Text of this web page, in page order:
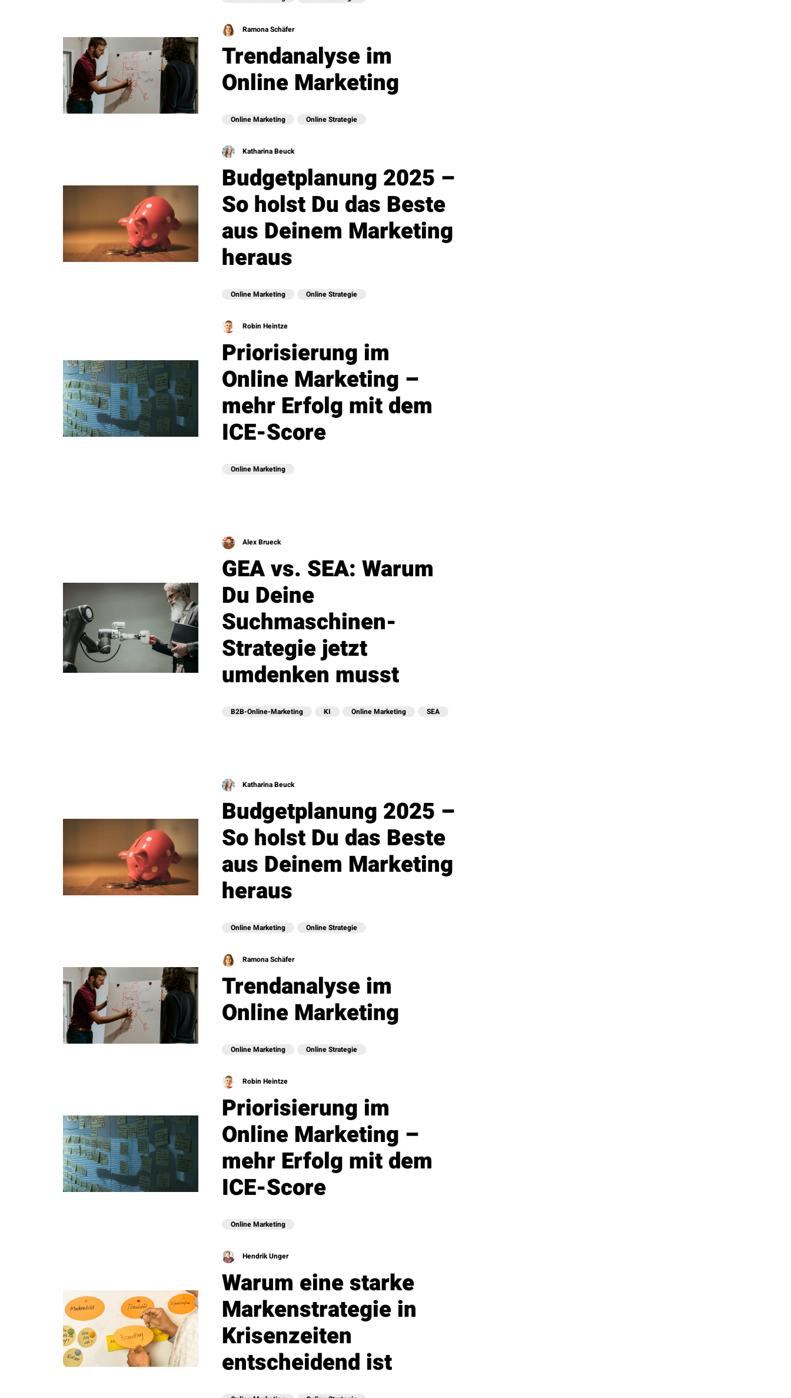
Ramona Schäfer
Trendanalyse im
Online Marketing
Online Marketing Online Strategie
Katharina Beuck
Budgetplanung 2025 –
So holst Du das Beste
aus Deinem Marketing
heraus
Online Marketing Online Strategie
Robin Heintze
Priorisierung im
Online Marketing –
mehr Erfolg mit dem
ICE-Score
Online Marketing
Alex Brueck
GEA vs. SEA: Warum
Du Deine
Suchmaschinen-
Strategie jetzt
umdenken musst
B2B-Online-Marketing KI Online Marketing SEA
Katharina Beuck
Budgetplanung 2025 –
So holst Du das Beste
aus Deinem Marketing
heraus
Online Marketing Online Strategie
Ramona Schäfer
Trendanalyse im
Online Marketing
Online Marketing Online Strategie
Robin Heintze
Priorisierung im
Online Marketing –
mehr Erfolg mit dem
ICE-Score
Online Marketing
Hendrik Unger
Warum eine starke
Markenstrategie in
Krisenzeiten
entscheidend ist